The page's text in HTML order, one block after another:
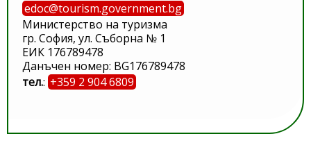
edoc@tourism.government.bg
Министерство на туризма
гр. София, ул. Съборна № 1
ЕИК 176789478
Данъчен номер: BG176789478
тел.: +359 2 904 6809